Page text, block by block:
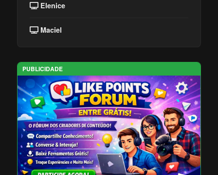
Elenice
Maciel
PUBLICIDADE